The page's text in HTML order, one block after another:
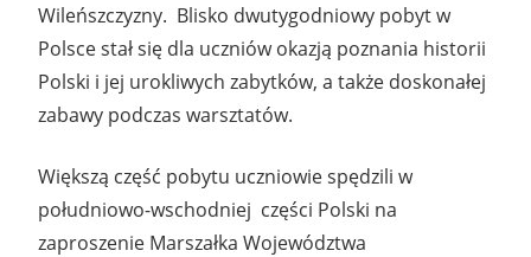
Wileńszczyzny. Blisko dwutygodniowy pobyt w
Polsce stał się dla uczniów okazją poznania historii
Polski i jej urokliwych zabytków, a także doskonałej
zabawy podczas warsztatów.
Większą część pobytu uczniowie spędzili w
południowo-wschodniej części Polski na
zaproszenie Marszałka Województwa